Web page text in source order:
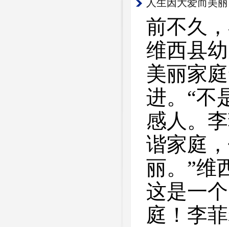
人生因大爱而美
前不久
维西县
美丽家
进。“不
感人。
谐家庭
丽。”维
这是一
庭！李